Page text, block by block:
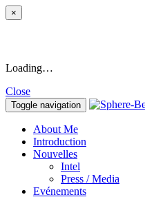
×
Loading…
Close
Toggle navigation
About Me
Introduction
Nouvelles
Intel
Press / Media
Evénements